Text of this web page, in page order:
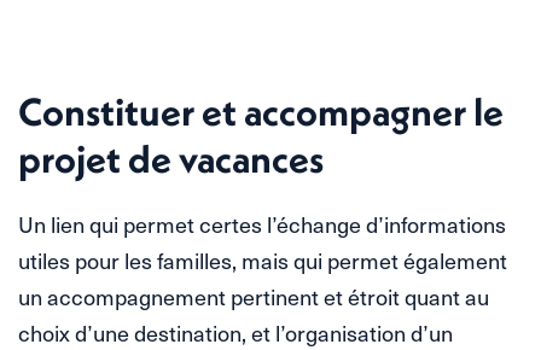
Constituer et accompagner le
projet de vacances
Un lien qui permet certes l’échange d’informations
utiles pour les familles, mais qui permet également
un accompagnement pertinent et étroit quant au
choix d’une destination, et l’organisation d’un